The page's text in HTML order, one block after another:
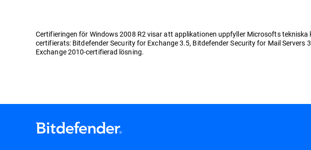
Certifieringen för Windows 2008 R2 visar att applikationen uppfyller Microsofts
certifierats: Bitdefender Security for Exchange 3.5, Bitdefender Security for Mail
Exchange 2010-certifierad lösning.